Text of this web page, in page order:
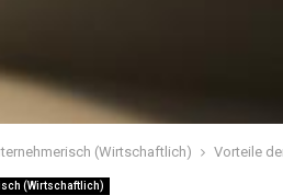
(Wirtschaftlich) Vorteile
(Wirtschaftlich)